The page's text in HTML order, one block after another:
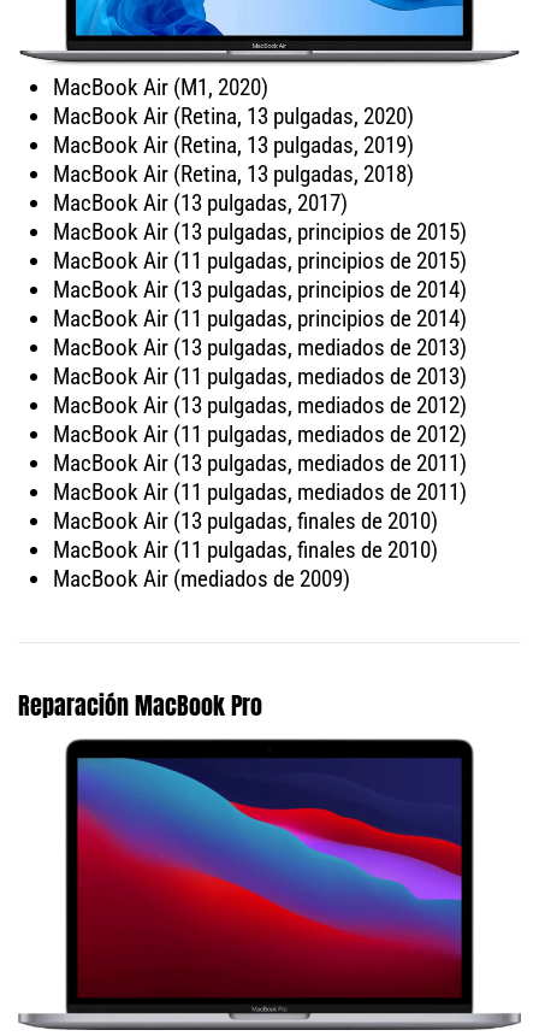
MacBook Air (M1, 2020)
MacBook Air (Retina, 13 pulgadas, 2020)
MacBook Air (Retina, 13 pulgadas, 2019)
MacBook Air (Retina, 13 pulgadas, 2018)
MacBook Air (13 pulgadas, 2017)
MacBook Air (13 pulgadas, principios de 2015)
MacBook Air (11 pulgadas, principios de 2015)
MacBook Air (13 pulgadas, principios de 2014)
MacBook Air (11 pulgadas, principios de 2014)
MacBook Air (13 pulgadas, mediados de 2013)
MacBook Air (11 pulgadas, mediados de 2013)
MacBook Air (13 pulgadas, mediados de 2012)
MacBook Air (11 pulgadas, mediados de 2012)
MacBook Air (13 pulgadas, mediados de 2011)
MacBook Air (11 pulgadas, mediados de 2011)
MacBook Air (13 pulgadas, finales de 2010)
MacBook Air (11 pulgadas, finales de 2010)
MacBook Air (mediados de 2009)
Reparación MacBook Pro